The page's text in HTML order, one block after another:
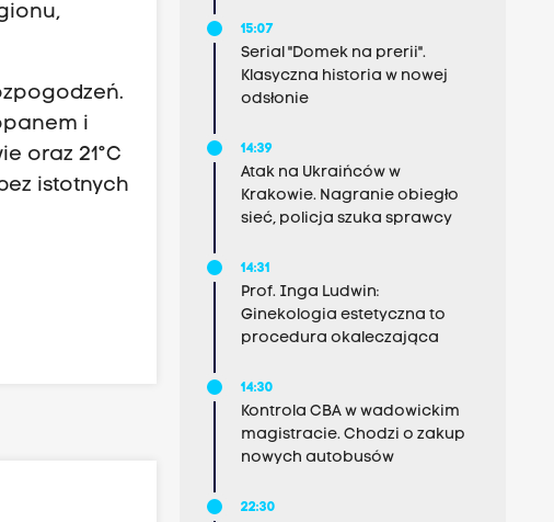
i
oraz 21°C
istotnych
15:07
Serial "Domek na prerii".
Klasyczna historia w nowej
odsłonie
14:39
Atak na Ukraińców w
Krakowie. Nagranie obiegło
sieć, policja szuka sprawcy
14:31
Prof. Inga Ludwin:
Ginekologia estetyczna to
procedura okaleczająca
14:30
Kontrola CBA w wadowickim
magistracie. Chodzi o zakup
nowych autobusów
22:30